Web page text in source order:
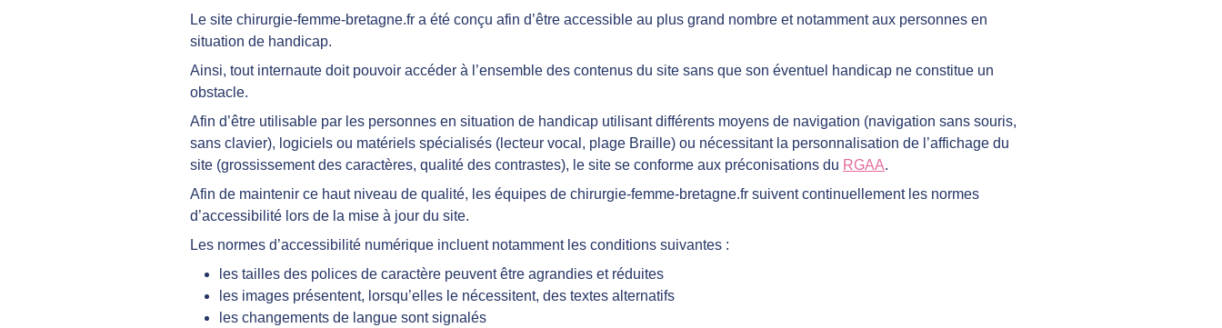
Le site chirurgie-femme-bretagne.fr a été conçu afin d’être accessible au plus grand nombre et notamment aux personnes en
situation de handicap.
Ainsi, tout internaute doit pouvoir accéder à l’ensemble des contenus du site sans que son éventuel handicap ne constitue un
obstacle.
Afin d’être utilisable par les personnes en situation de handicap utilisant différents moyens de navigation (navigation sans souris,
sans clavier), logiciels ou matériels spécialisés (lecteur vocal, plage Braille) ou nécessitant la personnalisation de l’affichage du
site (grossissement des caractères, qualité des contrastes), le site se conforme aux préconisations du RGAA.
Afin de maintenir ce haut niveau de qualité, les équipes de chirurgie-femme-bretagne.fr suivent continuellement les normes
d’accessibilité lors de la mise à jour du site.
Les normes d’accessibilité numérique incluent notamment les conditions suivantes :
les tailles des polices de caractère peuvent être agrandies et réduites
les images présentent, lorsqu’elles le nécessitent, des textes alternatifs
les changements de langue sont signalés